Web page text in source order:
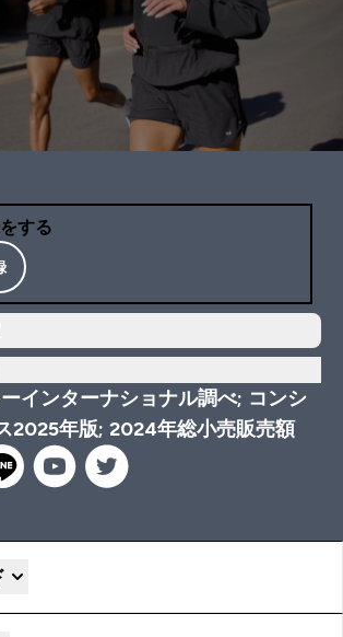
する
インターナショナル調べ; コンシ
2025年版; 2024年総小売販売額